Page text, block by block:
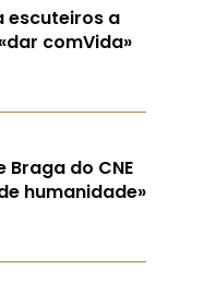
escuteiros a
comVida»
do CNE
humanidade»